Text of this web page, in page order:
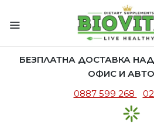
БЕЗПЛАТНА ДОСТАВКА НАД
ОФИС И
0887 599 268